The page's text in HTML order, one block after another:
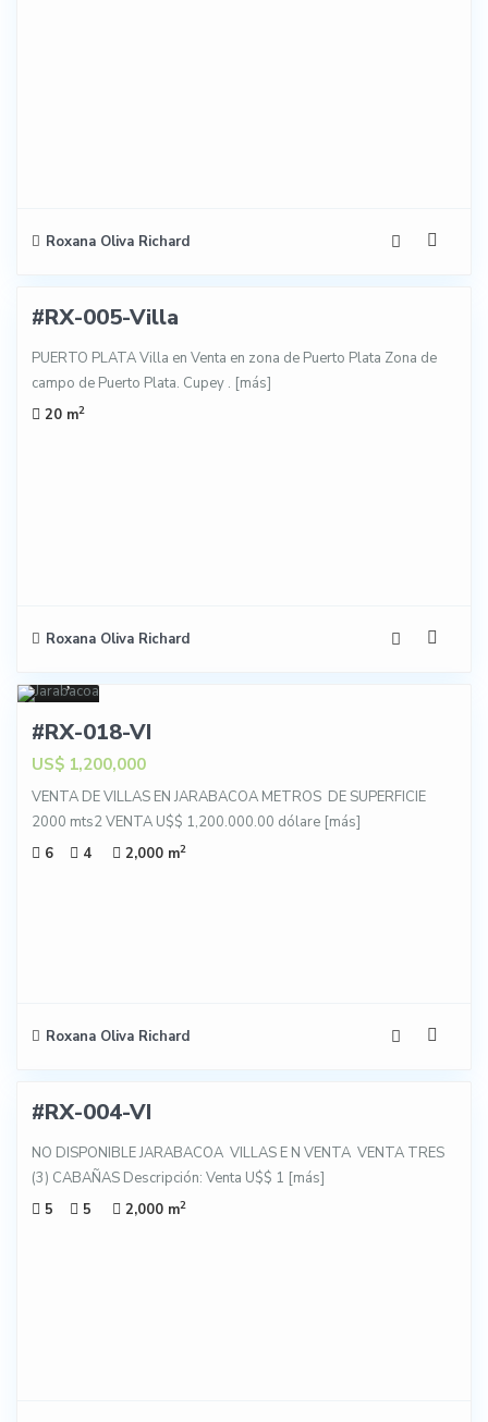
Roxana Oliva Richard
#RX-005-Villa
PUERTO PLATA Villa en Venta en zona de Puerto Plata Zona de
campo de Puerto Plata. Cupey . [más]
20 m2
Roxana Oliva Richard
#RX-018-VI
US$ 1,200,000
VENTA DE VILLAS EN JARABACOA METROS DE SUPERFICIE
2000 mts2 VENTA U$$ 1,200.000.00 dólare [más]
6
4 2,000 m2
Roxana Oliva Richard
#RX-004-VI
NO DISPONIBLE JARABACOA VILLAS E N VENTA VENTA TRES
(3) CABAÑAS Descripción: Venta U$$ 1 [más]
5
5 2,000 m2